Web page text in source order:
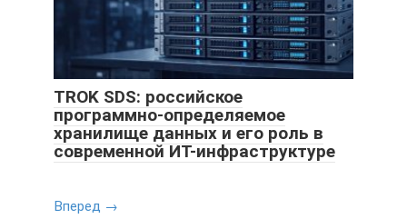
TROK SDS: российское
программно-определяемое
хранилище данных и его роль в
современной ИТ-инфраструктуре
Вперед →